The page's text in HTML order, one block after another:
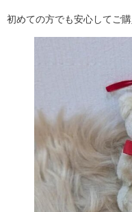
初めての方でも安心してご購